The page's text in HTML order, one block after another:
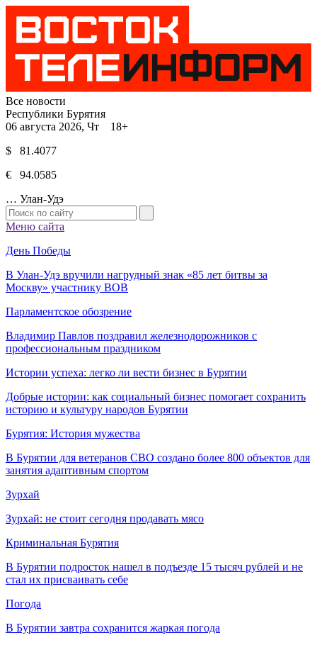
Все новости
Республики Бурятия
06 августа 2026, Чт 18+
$ 81.4077
€ 94.0585
… Улан-Удэ
Меню сайта
День Победы
В Улан-Удэ вручили нагрудный знак «85 лет битвы за
Москву» участнику ВОВ
Парламентское обозрение
Владимир Павлов поздравил железнодорожников с
профессиональным праздником
Истории успеха: легко ли вести бизнес в Бурятии
Добрые истории: как социальный бизнес помогает сохранить
историю и культуру народов Бурятии
Бурятия: История мужества
В Бурятии для ветеранов СВО создано более 800 объектов для
занятия адаптивным спортом
Зурхай
Зурхай: не стоит сегодня продавать мясо
Криминальная Бурятия
В Бурятии подросток нашел в подъезде 15 тысяч рублей и не
стал их присваивать себе
Погода
В Бурятии завтра сохранится жаркая погода